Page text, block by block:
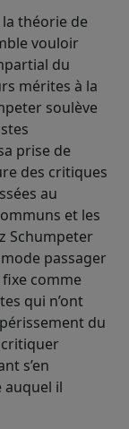
théorie de
vouloir
du
mérites à la
soulève
prise de
des critiques
au
et les
Schumpeter
passager
comme
qui n’ont
du
s’en
il